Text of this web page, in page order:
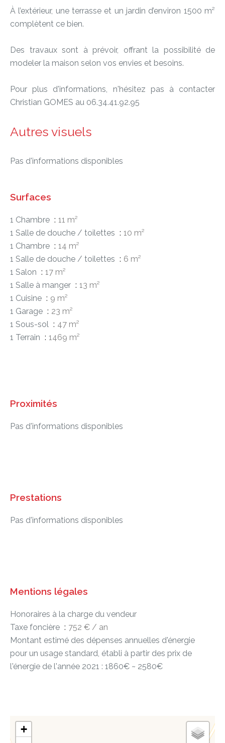
À l’extérieur, une terrasse et un jardin d’environ 1500 m²
complètent ce bien.
Des travaux sont à prévoir, offrant la possibilité de
modeler la maison selon vos envies et besoins.
Pour plus d'informations, n'hésitez pas à contacter
Christian GOMES au 06.34.41.92.95
Autres visuels
Pas d'informations disponibles
Surfaces
1 Chambre
11 m²
1 Salle de douche / toilettes
10 m²
1 Chambre
14 m²
1 Salle de douche / toilettes
6 m²
1 Salon
17 m²
1 Salle à manger
13 m²
1 Cuisine
9 m²
1 Garage
23 m²
1 Sous-sol
47 m²
1 Terrain
1469 m²
Proximités
Pas d'informations disponibles
Prestations
Pas d'informations disponibles
Mentions légales
Honoraires à la charge du vendeur
Taxe foncière
752 € / an
Montant estimé des dépenses annuelles d'énergie
pour un usage standard, établi à partir des prix de
l'énergie de l'année 2021 : 1860€ ~ 2580€
+